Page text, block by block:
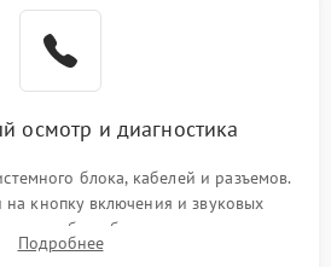
осмотр и диагностика
блока, кабелей и разъемов.
кнопку включения и звуковых
работы блока питания для
без полного разбора.
Подробнее